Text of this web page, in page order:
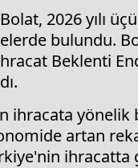
2026 yılı
bulundu.
Beklenti
ihracata
artan